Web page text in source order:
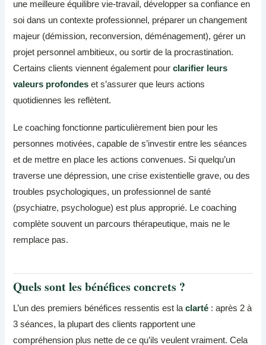
une meilleure équilibre vie-travail, développer sa confiance en
soi dans un contexte professionnel, préparer un changement
majeur (démission, reconversion, déménagement), gérer un
projet personnel ambitieux, ou sortir de la procrastination.
Certains clients viennent également pourclarifier leurs
valeurs profondes et s’assurer que leurs actions
quotidiennes les reflètent.
Le coaching fonctionne particulièrement bien pour les
personnes motivées, capable de s’investir entre les séances
et de mettre en place les actions convenues. Si quelqu’un
traverse une dépression, une crise existentielle grave, ou des
troubles psychologiques, un professionnel de santé
(psychiatre, psychologue) est plus approprié. Le coaching
complète souvent un parcours thérapeutique, mais ne le
remplace pas.
Quels sont les bénéfices concrets ?
L’un des premiers bénéfices ressentis est laclarté : après 2 à
3 séances, la plupart des clients rapportent une
compréhension plus nette de ce qu’ils veulent vraiment. Cela